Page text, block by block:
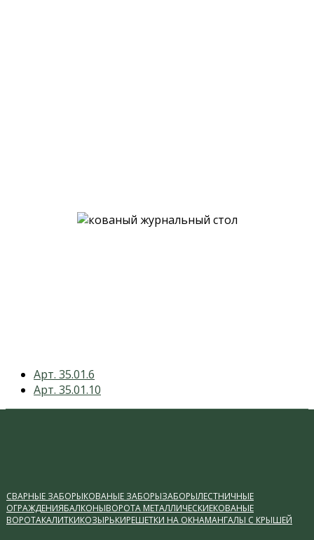
previous
post:
Арт. 35.01.6
next
post:
Арт. 35.01.10
СВАРНЫЕ ЗАБОРЫКОВАНЫЕ ЗАБОРЫЗАБОРЫЛЕСТНИЧНЫЕ
ОГРАЖДЕНИЯБАЛКОНЫВОРОТА МЕТАЛЛИЧЕСКИЕКОВАНЫЕ
ВОРОТАКАЛИТКИКОЗЫРЬКИРЕШЕТКИ НА ОКНАМАНГАЛЫ С КРЫШЕЙ